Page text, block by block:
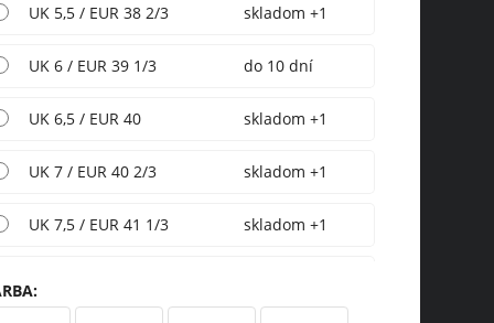
UK 5,5 / EUR 38 2/3 skladom +1
UK 6 / EUR 39 1/3 do 10 dní
UK 6,5 / EUR 40 skladom +1
UK 7 / EUR 40 2/3 skladom +1
UK 7,5 / EUR 41 1/3 skladom +1
: